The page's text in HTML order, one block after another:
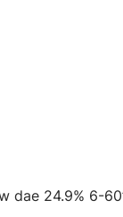
dae 24.9% 6-